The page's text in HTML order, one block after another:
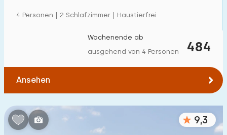
4 Personen | 2 Schlafzimmer | Haustierfrei
484
Wochenende ab
ausgehend von 4 Personen
Ansehen
9,3